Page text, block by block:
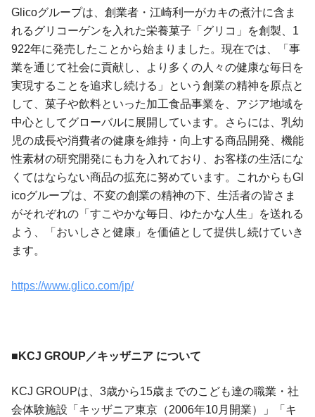
Glicoグループは、創業者・江崎利一がカキの煮汁に含ま
れるグリコーゲンを入れた栄養菓子「グリコ」を創製、1
922年に発売したことから始まりました。現在では、「事
業を通じて社会に貢献し、より多くの人々の健康な毎日を
実現することを追求し続ける」という創業の精神を原点と
して、菓子や飲料といった加工食品事業を、アジア地域を
中心としてグローバルに展開しています。さらには、乳幼
児の成長や消費者の健康を維持・向上する商品開発、機能
性素材の研究開発にも力を入れており、お客様の生活にな
くてはならない商品の拡充に努めています。これからもGl
icoグループは、不変の創業の精神の下、生活者の皆さま
がそれぞれの「すこやかな毎日、ゆたかな人生」を送れる
よう、「おいしさと健康」を価値として提供し続けていき
ます。
https://www.glico.com/jp/
■KCJ GROUP／キッザニア について
KCJ GROUPは、3歳から15歳までのこども達の職業・社
会体験施設「キッザニア東京（2006年10月開業）」「キ